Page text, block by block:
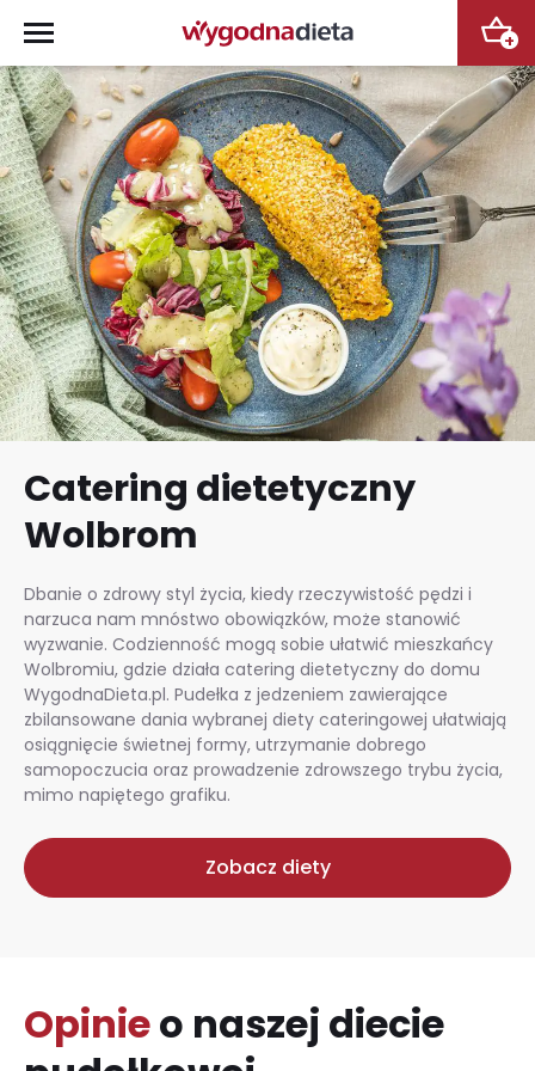
+
Catering dietetyczny
Wolbrom
Dbanie o zdrowy styl życia, kiedy rzeczywistość pędzi i
narzuca nam mnóstwo obowiązków, może stanowić
wyzwanie. Codzienność mogą sobie ułatwić mieszkańcy
Wolbromiu, gdzie działa catering dietetyczny do domu
WygodnaDieta.pl. Pudełka z jedzeniem zawierające
zbilansowane dania wybranej diety cateringowej ułatwiają
osiągnięcie świetnej formy, utrzymanie dobrego
samopoczucia oraz prowadzenie zdrowszego trybu życia,
mimo napiętego grafiku.
Zobacz diety
Opinieo naszej diecie